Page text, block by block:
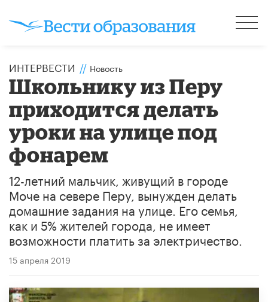
ИНТЕРВЕСТИ // Новость
Школьнику из Перу
приходится делать
уроки на улице под
фонарем
12-летний мальчик, живущий в городе
Моче на севере Перу, вынужден делать
домашние задания на улице. Его семья,
как и 5% жителей города, не имеет
возможности платить за электричество.
15 апреля 2019